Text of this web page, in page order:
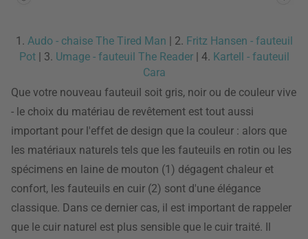
1. Audo - chaise The Tired Man | 2. Fritz Hansen - fauteuil
Pot| 3. Umage - fauteuil The Reader| 4. Kartell - fauteuil
Cara
Que votre nouveau fauteuil soit gris, noir ou de couleur vive
- le choix du matériau de revêtement est tout aussi
important pour l'effet de design que la couleur : alors que
les matériaux naturels tels que les fauteuils en rotin ou les
spécimens en laine de mouton (1) dégagent chaleur et
confort, les fauteuils en cuir (2) sont d'une élégance
classique. Dans ce dernier cas, il est important de rappeler
que le cuir naturel est plus sensible que le cuir traité. Il